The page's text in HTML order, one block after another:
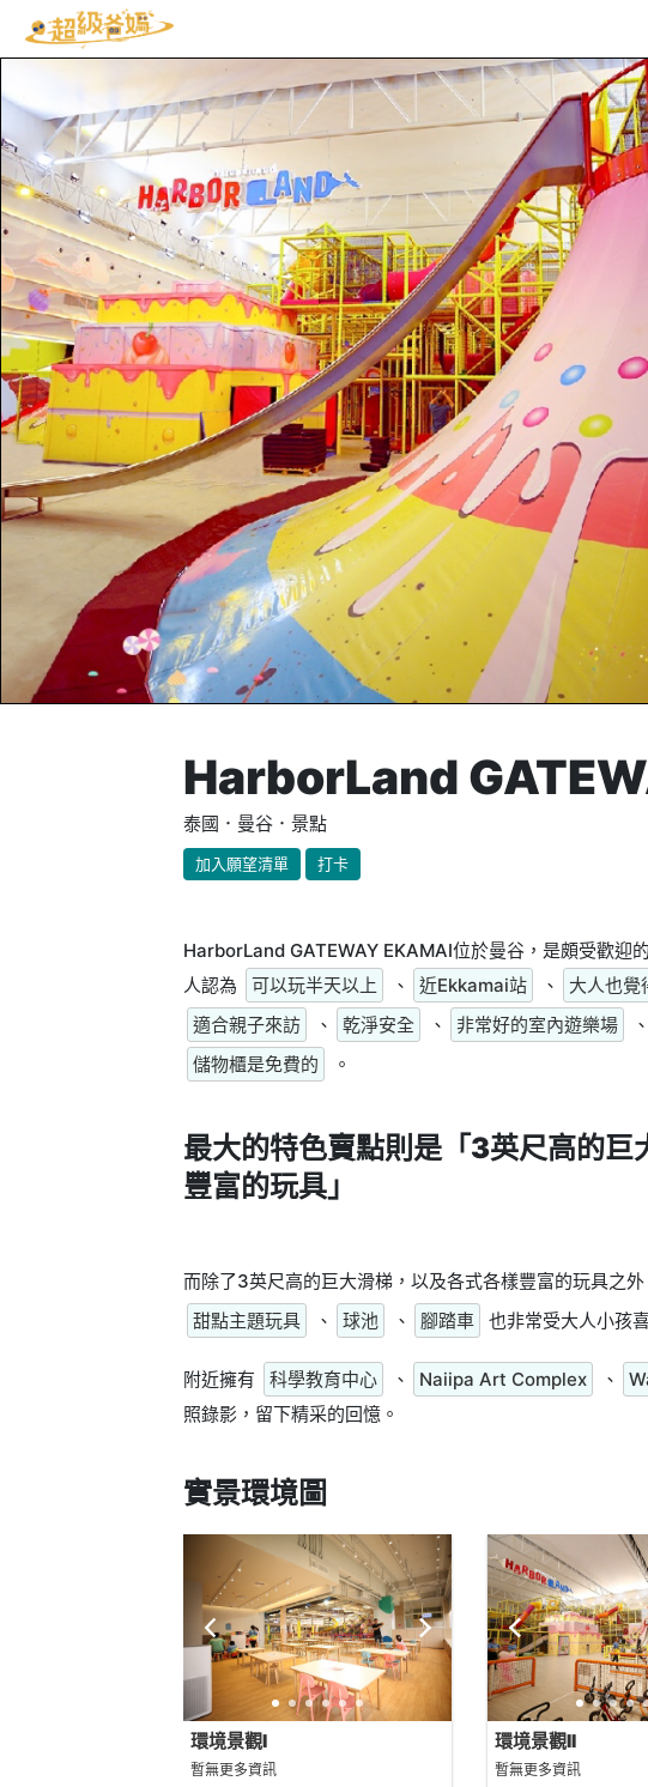
HarborLand
泰國．曼谷．景點
加入願望清單 打卡
HarborLand GATEWAY EKAMAI位於曼谷，是頗受歡迎
人認為
可以玩半天以上 、 近Ekkamai站 、 大人也覺
適合親子來訪
、 乾淨安全 、 非常好的室內遊樂場 、
儲物櫃是免費的
。
最大的特色賣點則是「3英尺高的巨
豐富的玩具」
而除了3英尺高的巨大滑梯，以及各式各樣豐富的玩具之
甜點主題玩具
、 球池 、 腳踏車 也非常受大人小孩
附近擁有 科學教育中心 、 Naiipa Art Complex 、
照錄影，留下精采的回憶。
實景環境圖
環境景觀I
暫無更多資訊
環境景觀II
暫無更多資訊